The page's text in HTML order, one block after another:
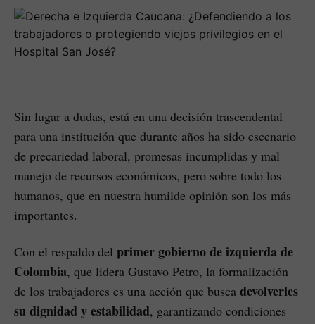
Sin lugar a dudas, está en una decisión trascendental
para una institución que durante años ha sido escenario
de precariedad laboral, promesas incumplidas y mal
manejo de recursos económicos, pero sobre todo los
humanos, que en nuestra humilde opinión son los más
importantes.
Con el respaldo del primer gobierno de izquierda de
Colombia, que lidera Gustavo Petro, la formalización
de los trabajadores es una acción que busca devolverles
su dignidad y estabilidad, garantizando condiciones